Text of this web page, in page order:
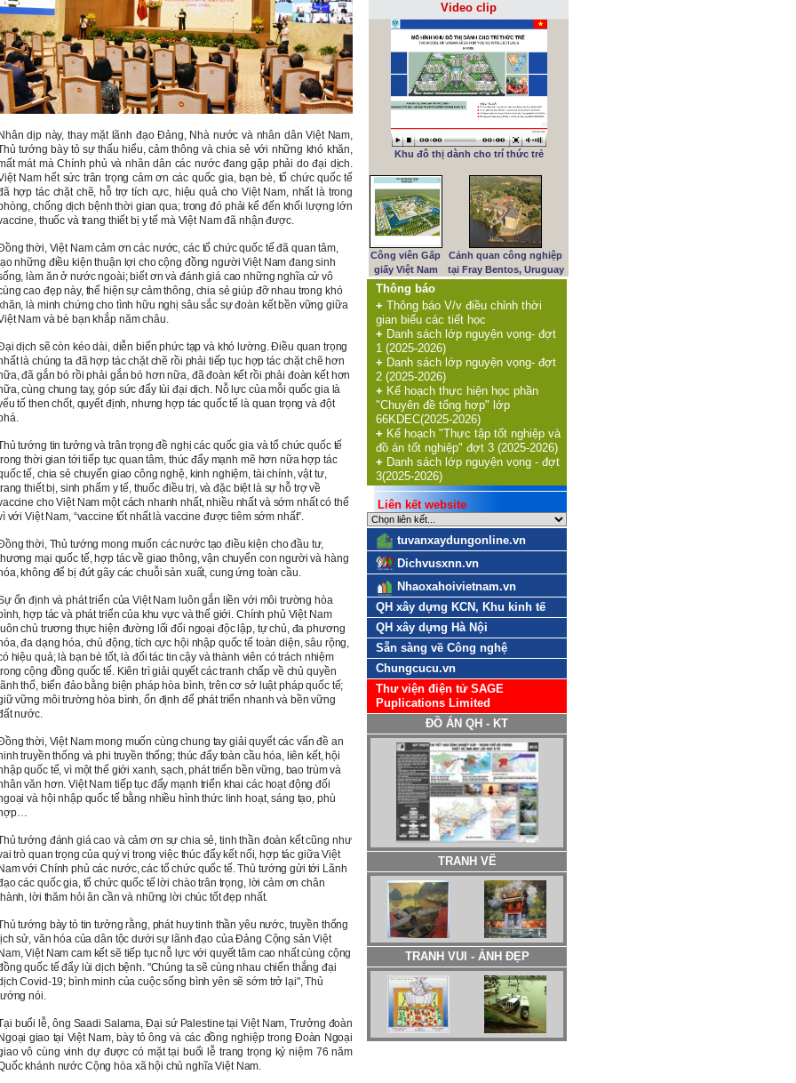
Nhân dịp này, thay mặt lãnh đạo Đảng, Nhà nước và nhân dân Việt Nam,
tướng bày tỏ sự thấu hiểu, cảm thông và chia sẻ với những khó khăn,
mát mà Chính phủ và nhân dân các nước đang gặp phải do đại dịch.
Nam hết sức trân trọng cảm ơn các quốc gia, bạn bè, tổ chức quốc tế
hợp tác chặt chẽ, hỗ trợ tích cực, hiệu quả cho Việt Nam, nhất là trong
chống dịch bệnh thời gian qua; trong đó phải kể đến khối lượng lớn
thuốc và trang thiết bị y tế mà Việt Nam đã nhận được.
thời, Việt Nam cảm ơn các nước, các tổ chức quốc tế đã quan tâm,
những điều kiện thuận lợi cho cộng đồng người Việt Nam đang sinh
làm ăn ở nước ngoài; biết ơn và đánh giá cao những nghĩa cử vô
cao đẹp này, thể hiện sự cảm thông, chia sẻ giúp đỡ nhau trong khó
khăn, là minh chứng cho tình hữu nghị sâu sắc sự đoàn kết bền vững giữa
Nam và bè bạn khắp năm châu.
dịch sẽ còn kéo dài, diễn biến phức tạp và khó lường. Điều quan trọng
là chúng ta đã hợp tác chặt chẽ rồi phải tiếp tục hợp tác chặt chẽ hơn
đã gắn bó rồi phải gắn bó hơn nữa, đã đoàn kết rồi phải đoàn kết hơn
cùng chung tay, góp sức đẩy lùi đại dịch. Nỗ lực của mỗi quốc gia là
tố then chốt, quyết định, nhưng hợp tác quốc tế là quan trọng và đột
tướng tin tưởng và trân trọng đề nghị các quốc gia và tổ chức quốc tế
thời gian tới tiếp tục quan tâm, thúc đẩy mạnh mẽ hơn nữa hợp tác
tế, chia sẻ chuyển giao công nghệ, kinh nghiệm, tài chính, vật tư,
thiết bị, sinh phẩm y tế, thuốc điều trị, và đặc biệt là sự hỗ trợ về
cho Việt Nam một cách nhanh nhất, nhiều nhất và sớm nhất có thể
với Việt Nam, “vaccine tốt nhất là vaccine được tiêm sớm nhất”.
thời, Thủ tướng mong muốn các nước tạo điều kiện cho đầu tư,
mại quốc tế, hợp tác về giao thông, vận chuyển con người và hàng
hóa, không để bị đứt gãy các chuỗi sản xuất, cung ứng toàn cầu.
ổn định và phát triển của Việt Nam luôn gắn liền với môi trường hòa
hợp tác và phát triển của khu vực và thế giới. Chính phủ Việt Nam
luôn chủ trương thực hiện đường lối đối ngoại độc lập, tự chủ, đa phương
hóa, đa dạng hóa, chủ động, tích cực hội nhập quốc tế toàn diện, sâu rộng,
hiệu quả; là bạn bè tốt, là đối tác tin cậy và thành viên có trách nhiệm
cộng đồng quốc tế. Kiên trì giải quyết các tranh chấp về chủ quyền
lãnh thổ, biển đảo bằng biện pháp hòa bình, trên cơ sở luật pháp quốc tế;
vững môi trường hòa bình, ổn định để phát triển nhanh và bền vững
nước.
thời, Việt Nam mong muốn cùng chung tay giải quyết các vấn đề an
truyền thống và phi truyền thống; thúc đẩy toàn cầu hóa, liên kết, hội
quốc tế, vì một thế giới xanh, sạch, phát triển bền vững, bao trùm và
văn hơn. Việt Nam tiếp tục đẩy mạnh triển khai các hoạt động đối
và hội nhập quốc tế bằng nhiều hình thức linh hoạt, sáng tạo, phù
hợp…
tướng đánh giá cao và cảm ơn sự chia sẻ, tinh thần đoàn kết cũng như
trò quan trọng của quý vị trong việc thúc đẩy kết nối, hợp tác giữa Việt
Nam với Chính phủ các nước, các tổ chức quốc tế. Thủ tướng gửi tới Lãnh
các quốc gia, tổ chức quốc tế lời chào trân trọng, lời cảm ơn chân
lời thăm hỏi ân cần và những lời chúc tốt đẹp nhất.
tướng bày tỏ tin tưởng rằng, phát huy tinh thần yêu nước, truyền thống
lịch sử, văn hóa của dân tộc dưới sự lãnh đạo của Đảng Cộng sản Việt
Nam, Việt Nam cam kết sẽ tiếp tục nỗ lực với quyết tâm cao nhất cùng cộng
quốc tế đẩy lùi dịch bệnh. "Chúng ta sẽ cùng nhau chiến thắng đại
Covid-19; bình minh của cuộc sống bình yên sẽ sớm trở lại", Thủ
nói.
buổi lễ, ông Saadi Salama, Đại sứ Palestine tại Việt Nam, Trưởng đoàn
Ngoại giao tại Việt Nam, bày tỏ ông và các đồng nghiệp trong Đoàn Ngoại
vô cùng vinh dự được có mặt tại buổi lễ trang trọng kỷ niệm 76 năm
khánh nước Cộng hòa xã hội chủ nghĩa Việt Nam.
Video clip
Khu đô thị dành cho trí thức trẻ
Công viên Gấp
giấy Việt Nam
Cảnh quan công nghiệp
tại Fray Bentos, Uruguay
Thông báo
+ Thông báo V/v điều chỉnh thời
gian biểu các tiết học
+ Danh sách lớp nguyện vọng- đợt
1 (2025-2026)
+ Danh sách lớp nguyện vọng- đợt
2 (2025-2026)
+ Kế hoạch thực hiện học phần
"Chuyên đề tổng hợp" lớp
66KDEC(2025-2026)
+ Kế hoạch "Thực tập tốt nghiệp và
đồ án tốt nghiệp" đợt 3 (2025-2026)
+ Danh sách lớp nguyện vọng - đợt
3(2025-2026)
Liên kết website
tuvanxaydungonline.vn
Dichvusxnn.vn
Nhaoxahoivietnam.vn
QH xây dựng KCN, Khu kinh tế
QH xây dựng Hà Nội
Sẵn sàng về Công nghệ
Chungcucu.vn
Thư viện điện tử SAGE
Puplications Limited
ĐỒ ÁN QH - KT
TRANH VẼ
TRANH VUI - ẢNH ĐẸP